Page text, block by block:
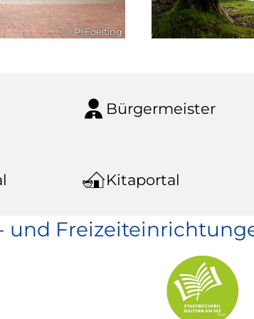
© P. Foelting
Bürgermeister
Kitaportal
und